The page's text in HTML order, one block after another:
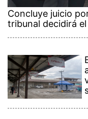
Concluye juicio
tribunal decidirá